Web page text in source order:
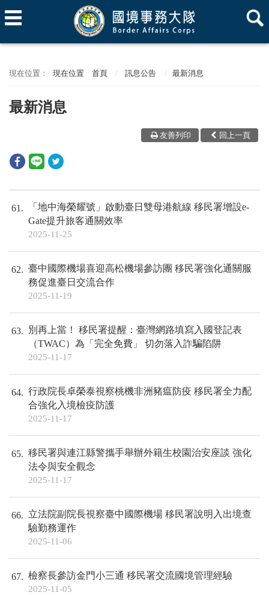
現在位置 首頁 訊息公告 最新消息
最新消息
回上一頁
友善列印
61
「地中海榮耀號」啟動臺日雙母港航線 移民署增設e-
Gate提升旅客通關效率
2025-11-25
62
臺中國際機場喜迎高松機場參訪團 移民署強化通關服
務促進臺日交流合作
2025-11-19
63
別再上當！ 移民署提醒：臺灣網路填寫入國登記表
（TWAC）為「完全免費」 切勿落入詐騙陷阱
2025-11-17
64
行政院長卓榮泰視察桃機非洲豬瘟防疫 移民署全力配
合強化入境檢疫防護
2025-11-17
65
移民署與連江縣警攜手舉辦外籍生校園治安座談 強化
法令與安全觀念
2025-11-17
66
立法院副院長視察臺中國際機場 移民署說明入出境查
驗勤務運作
2025-11-06
67 檢察長參訪金門小三通 移民署交流國境管理經驗
2025-11-05